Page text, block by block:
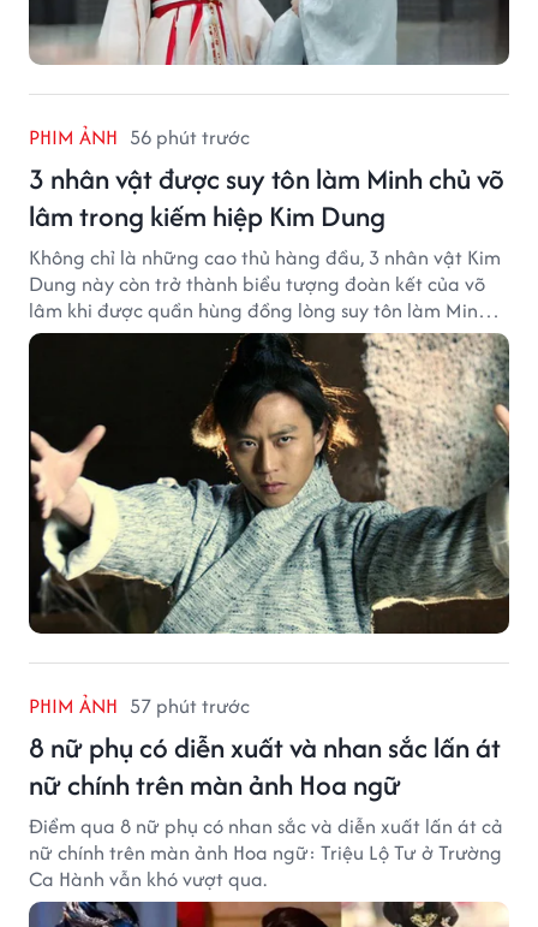
PHIM ẢNH 56 phút trước
3 nhân vật được suy tôn làm Minh chủ võ
lâm trong kiếm hiệp Kim Dung
Không chỉ là những cao thủ hàng đầu, 3 nhân vật Kim
Dung này còn trở thành biểu tượng đoàn kết của võ
lâm khi được quần hùng đồng lòng suy tôn làm Minh
chủ.
PHIM ẢNH 57 phút trước
8 nữ phụ có diễn xuất và nhan sắc lấn át
nữ chính trên màn ảnh Hoa ngữ
Điểm qua 8 nữ phụ có nhan sắc và diễn xuất lấn át cả
nữ chính trên màn ảnh Hoa ngữ: Triệu Lộ Tư ở Trường
Ca Hành vẫn khó vượt qua.